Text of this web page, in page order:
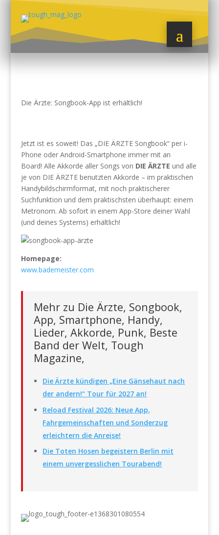
Die Ärzte: Songbook-App ist erhältlich!
Jetzt ist es soweit! Das „DIE ÄRZTE Songbook“ per i-
Phone oder Android-Smartphone immer mit an
Board! Alle Akkorde aller Songs von DIE ÄRZTE und alle
je von DIE ÄRZTE benutzten Akkorde – im praktischen
Handybildschirmformat, mit noch praktischerer
Suchfunktion und dem praktischsten überhaupt: einem
Metronom. Ab sofort in einem App-Store deiner Wahl
(und deines Systems) erhältlich!
Homepage:
www.bademeister.com
Mehr zu Die Ärzte, Songbook,
App, Smartphone, Handy,
Lieder, Akkorde, Punk, Beste
Band der Welt, Tough
Magazine,
Die Ärzte kündigen „Eine Gänsehaut nach
der andern!“ Tour für 2027 an!
Reload Festival 2026: Neue App,
Fahrgemeinschaften und Sonderzug
erleichtern die Anreise!
Die Toten Hosen begeistern Berlin mit
einem unvergesslichen Tourabend!